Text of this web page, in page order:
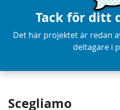
Tack för ditt
Det här projektet är redan
deltagare i
Scegliamo